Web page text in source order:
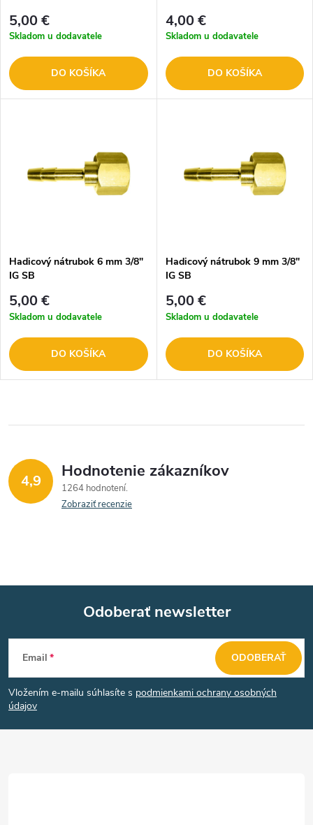
5,00 €
Skladom u dodavatele
DO KOŠÍKA
4,00 €
Skladom u dodavatele
DO KOŠÍKA
Hadicový nátrubok 6 mm 3/8"
IG SB
5,00 €
Skladom u dodavatele
DO KOŠÍKA
Hadicový nátrubok 9 mm 3/8"
IG SB
5,00 €
Skladom u dodavatele
DO KOŠÍKA
4,9 Hodnotenie zákazníkov
1264 hodnotení
Zobraziť recenzie
Z
á
p
Odoberať newsletter
Email
Vložením e-mailu súhlasíte s podmienkami ochrany osobných
údajov
ODOBERAŤ